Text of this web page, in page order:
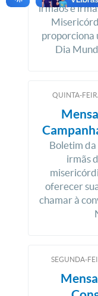
irmãos e
proporciona
Dia
QUINTA-
Boletim da
irmãs
oferecer
chamar à
SEGUNDA-